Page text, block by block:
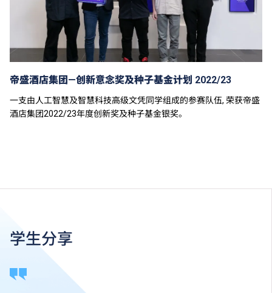
帝盛酒店集团—创新意念奖及种子基金计划 2022/23
一支由人工智慧及智慧科技高级文凭同学组成的参赛队伍, 荣获帝盛
酒店集团2022/23年度创新奖及种子基金银奖。
学生分享